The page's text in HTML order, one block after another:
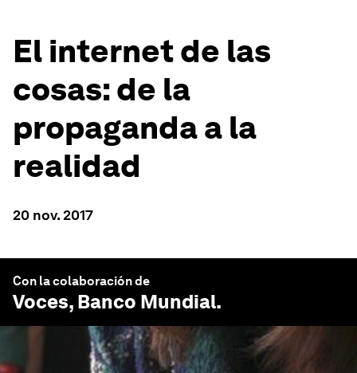
El internet de las
cosas: de la
propaganda a la
realidad
20 nov. 2017
Con la colaboración de
Voces, Banco Mundial.